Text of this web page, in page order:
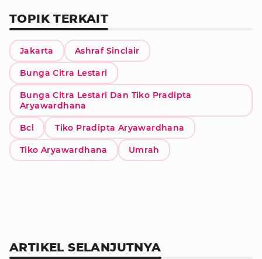
TOPIK TERKAIT
Jakarta Ashraf Sinclair
Bunga Citra Lestari
Bunga Citra Lestari Dan Tiko Pradipta
Aryawardhana
Bcl Tiko Pradipta Aryawardhana
Tiko Aryawardhana Umrah
ARTIKEL SELANJUTNYA